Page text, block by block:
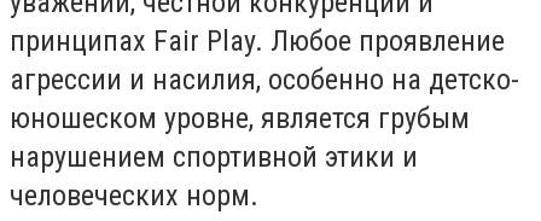
принципах Fair Play. Любое проявление
агрессии и насилия, особенно на детско-
юношеском уровне, является грубым
нарушением спортивной этики и
человеческих норм.